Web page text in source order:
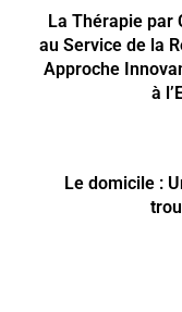
La Thérapie par
au Service de la
Approche
à
Le domicile :